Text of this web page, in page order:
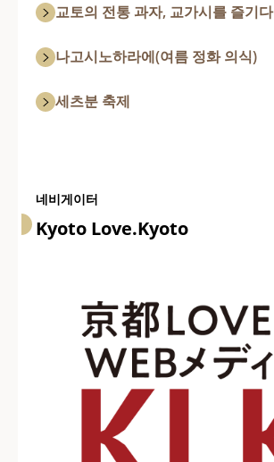
교토의 전통 과자, 교가시를 즐기다
나고시노하라에(여름 정화 의식)
세츠분 축제
네비게이터
Kyoto Love.Kyoto